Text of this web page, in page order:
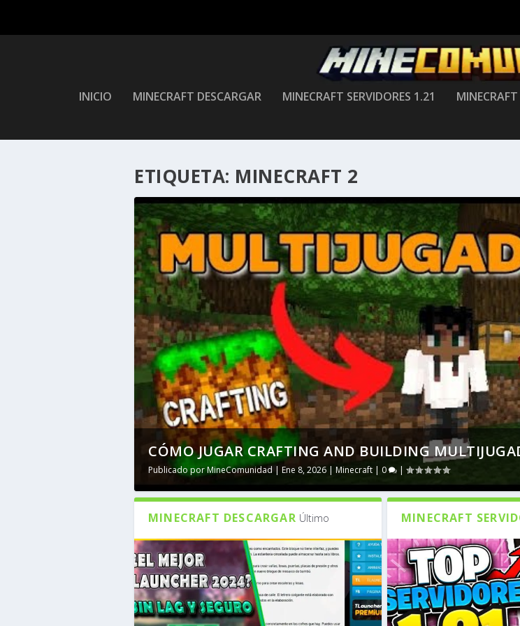
INICIO MINECRAFT DESCARGAR MINECRAFT SERVIDORES 1.21
ETIQUETA: MINECRAFT 2
CÓMO JUGAR CRAFTING AND BUILDING
Publicado porMineComunidad | Ene 8, 2026 | Minecraft | 0 |
MINECRAFT DESCARGAR Último MINECRAFT